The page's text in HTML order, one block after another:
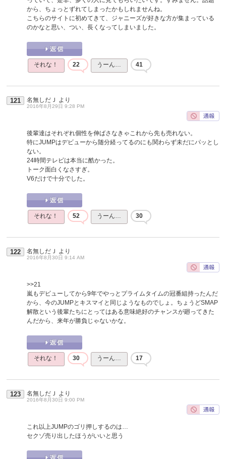
から、ちょっとずれてしまったかもしれませんね。
こちらのサイトに初めてきて、ジャニーズが好きな方が集まっている
のかなと思い、つい、長くなってしまいました。
それな！ 22 うーん… 41
121 名無しだＪ より
2016年8月29日 9:28 PM
後輩達はそれぞれ個性を伸ばさなきゃこれから先も売れない。
特にJUMPはデビューから随分経ってるのにも関わらず未だにパッとし
ない。
24時間テレビは本当に酷かった。
トーク面白くなさすぎ。
V6だけで十分でした。
それな！ 52 うーん… 30
122 名無しだＪ より
2016年8月30日 9:14 AM
>>21
嵐もデビューしてから9年でやっとプライムタイムの冠番組持ったんだ
から、今のJUMPとキスマイと同じようなものでしょ。ちょうどSMAP
解散という後輩たちにとってはある意味絶好のチャンスが廻ってきた
んだから、来年が勝負じゃないかな。
それな！ 30 うーん… 17
123 名無しだＪ より
2016年8月30日 9:00 PM
これ以上JUMPのゴリ押しするのは…
セクゾ売り出したほうがいいと思う